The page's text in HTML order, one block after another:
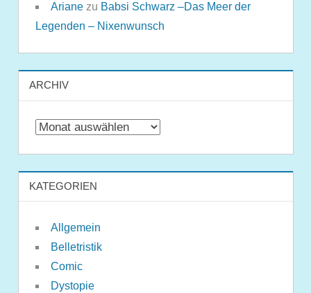
Arianezu Babsi Schwarz –Das Meer der
Legenden – Nixenwunsch
ARCHIV
Archiv
KATEGORIEN
Allgemein
Belletristik
Comic
Dystopie